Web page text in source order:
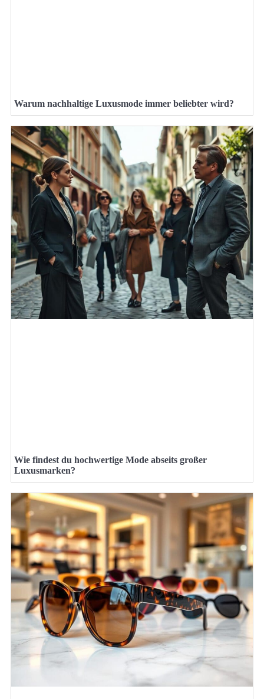
Warum nachhaltige Luxusmode immer beliebter wird?
Wie findest du hochwertige Mode abseits großer
Luxusmarken?